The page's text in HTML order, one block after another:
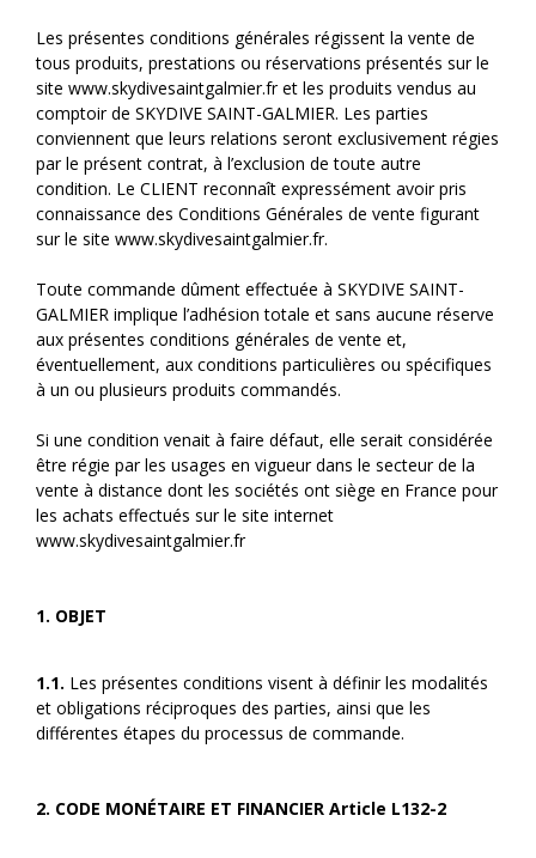
Les présentes conditions générales régissent la vente de
tous produits, prestations ou réservations présentés sur le
site www.skydivesaintgalmier.fr et les produits vendus au
comptoir de SKYDIVE SAINT-GALMIER. Les parties
conviennent que leurs relations seront exclusivement régies
par le présent contrat, à l’exclusion de toute autre
condition. Le CLIENT reconnaît expressément avoir pris
connaissance des Conditions Générales de vente figurant
sur le site www.skydivesaintgalmier.fr.
Toute commande dûment effectuée à SKYDIVE SAINT-
GALMIER implique l’adhésion totale et sans aucune réserve
aux présentes conditions générales de vente et,
éventuellement, aux conditions particulières ou spécifiques
à un ou plusieurs produits commandés.
Si une condition venait à faire défaut, elle serait considérée
être régie par les usages en vigueur dans le secteur de la
vente à distance dont les sociétés ont siège en France pour
les achats effectués sur le site internet
www.skydivesaintgalmier.fr
1. OBJET
1.1. Les présentes conditions visent à définir les modalités
et obligations réciproques des parties, ainsi que les
différentes étapes du processus de commande.
2. CODE MONÉTAIRE ET FINANCIER Article L132-2